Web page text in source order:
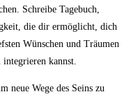
Schreibe Tagebuch,
die dir ermöglicht, dich
Wünschen und Träumen
kannst.
neue Wege des Seins zu